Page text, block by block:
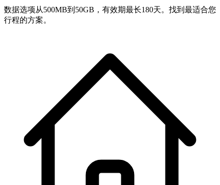
数据选项从500MB到50GB，有效期最长180天。找到最适合您
行程的方案。